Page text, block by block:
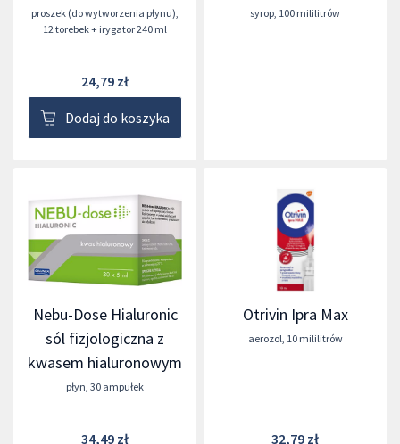
proszek (do wytworzenia płynu)
12 torebek + irygator 240 ml
24,79 zł
Dodaj do koszyka
syrop 100 mililitrów
Nebu-Dose Hialuronic
sól fizjologiczna z
kwasem hialuronowym
płyn 30 ampułek
34,49 zł
Otrivin Ipra Max
aerozol 10 mililitrów
32,79 zł